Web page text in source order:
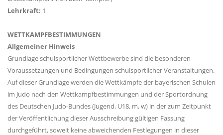
Lehrkraft: 1
WETTKAMPFBESTIMMUNGEN
Allgemeiner Hinweis
Grundlage schulsportlicher Wettbewerbe sind die besonderen
Voraussetzungen und Bedingungen schulsportlicher Veranstaltungen.
Auf dieser Grundlage werden die Wettkämpfe der bayerischen Schulen
im Judo nach den Wettkampfbestimmungen und der Sportordnung
des Deutschen Judo-Bundes (Jugend, U18, m, w) in der zum Zeitpunkt
der Veröffentlichung dieser Ausschreibung gültigen Fassung
durchgeführt, soweit keine abweichenden Festlegungen in dieser